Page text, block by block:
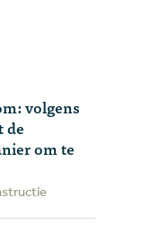
volgens
de
om te